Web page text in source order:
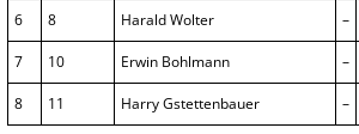
6 8 Harald Wolter –
7 10 Erwin Bohlmann –
8 11 Harry Gstettenbauer –